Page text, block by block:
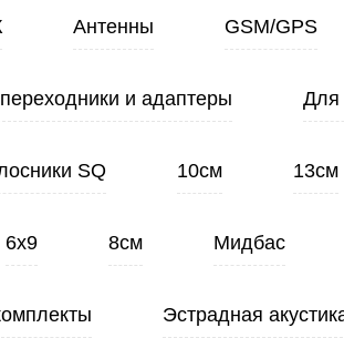
Антенны GSM/GPS
и адаптеры Для
SQ 10см 13см
6х9 8см Мидбас
Эстрадная